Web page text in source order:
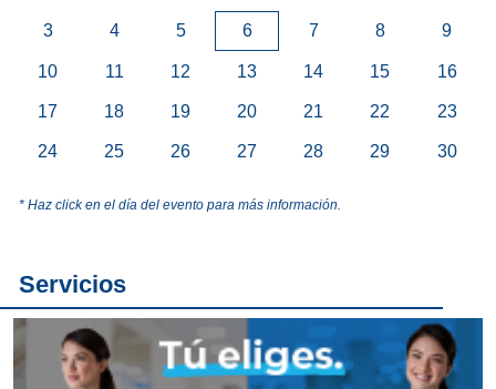
3 4 5 6 7 8 9
10 11 12 13 14 15 16
17 18 19 20 21 22 23
24 25 26 27 28 29 30
* Haz click en el día del evento para más información.
Servicios